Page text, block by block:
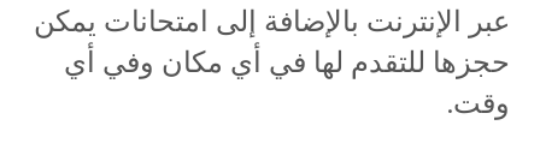
عبر الإنترنت بالإضافة إلى امتحانات يمكن
حجزها للتقدم لها في أي مكان وفي أي
وقت.